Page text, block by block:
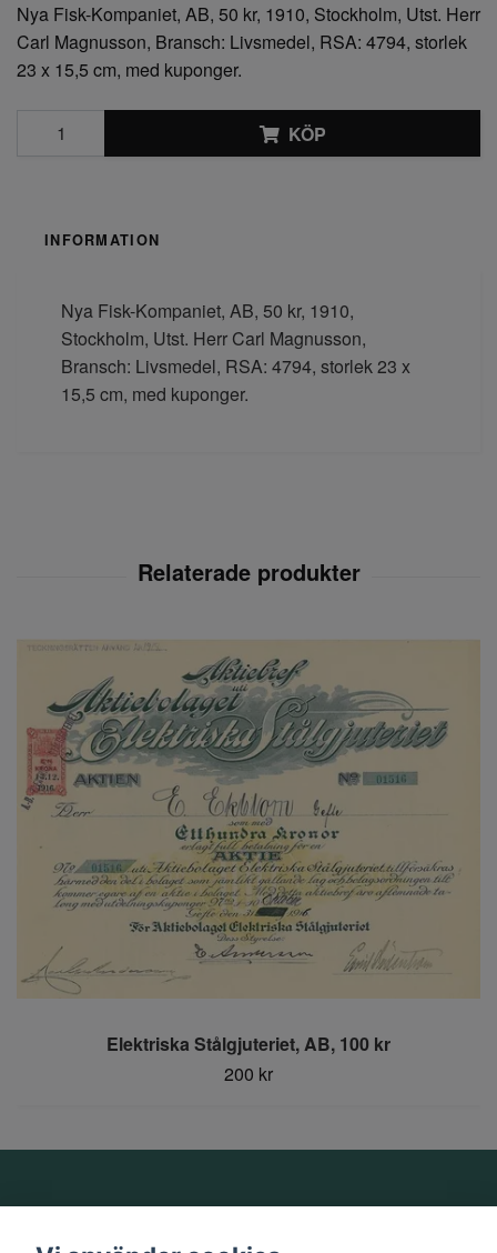
Nya Fisk-Kompaniet, AB, 50 kr, 1910, Stockholm, Utst. Herr
Carl Magnusson, Bransch: Livsmedel, RSA: 4794, storlek
23 x 15,5 cm, med kuponger.
KÖP
INFORMATION
Nya Fisk-Kompaniet, AB, 50 kr, 1910,
Stockholm, Utst. Herr Carl Magnusson,
Bransch: Livsmedel, RSA: 4794, storlek 23 x
15,5 cm, med kuponger.
Elektriska Stålgjuteriet, AB, 100 kr
200 kr